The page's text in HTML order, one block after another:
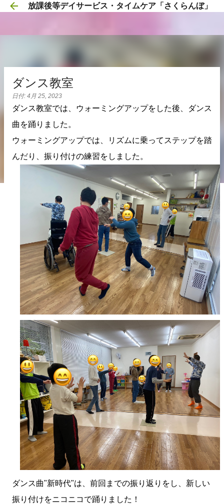
スキップしてメイン コンテンツに移動
放課後等デイサービス・タイムケア「さくらんぼ」
ダンス教室
日付: 4月 25, 2023
ダンス教室では、ウォーミングアップをした後、ダンス
曲を踊りました。
ウォーミングアップでは、リズムに乗ってステップを踏
んだり、振り付けの練習をしました。
ダンス曲"新時代"は、前回までの振り返りをし、新しい
振り付けをニコニコで踊りました！